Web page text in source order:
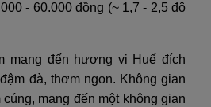
- 60.000 đồng (~ 1,7 - 2,5 đô
mang đến hương vị Huế đích
đà, thơm ngon. Không gian
mang đến một không gian